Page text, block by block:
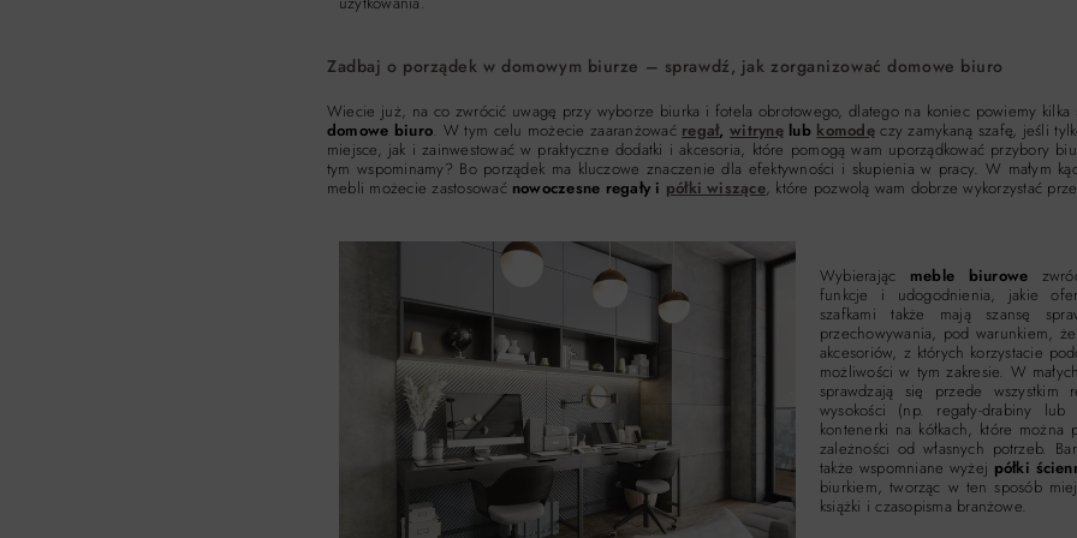
Zadbaj o porządek w domowym biurze – sprawdź, jak zorganizować domowe biuro
Wiecie już, na co zwrócić uwagę przy wyborze biurka i fotela obrotowego, dlatego na koniec powiemy kilka
domowe biuro. W tym celu możecie zaaranżować regał,witrynęlub komodęczy zamykaną szafę, jeśli
miejsce, jak i zainwestować w praktyczne dodatki i akcesoria, które pomogą wam uporządkować przybory
tym wspominamy? Bo porządek ma kluczowe znaczenie dla efektywności i skupienia w pracy. W małym
mebli możecie zastosować nowoczesne regały i półki wiszące, które pozwolą wam dobrze wykorzystać
Wybierając meble biurowe
funkcje i udogodnienia, jakie
szafkami także mają szansę
przechowywania, pod warunkiem,
akcesoriów, z których korzystacie
możliwości w tym zakresie. W
sprawdzają się przede wszystkim
wysokości (np. regały-drabiny
kontenerki na kółkach, które
zależności od własnych potrzeb.
także wspomniane wyżej półki
biurkiem, tworząc w ten sposób
książki i czasopisma branżowe.